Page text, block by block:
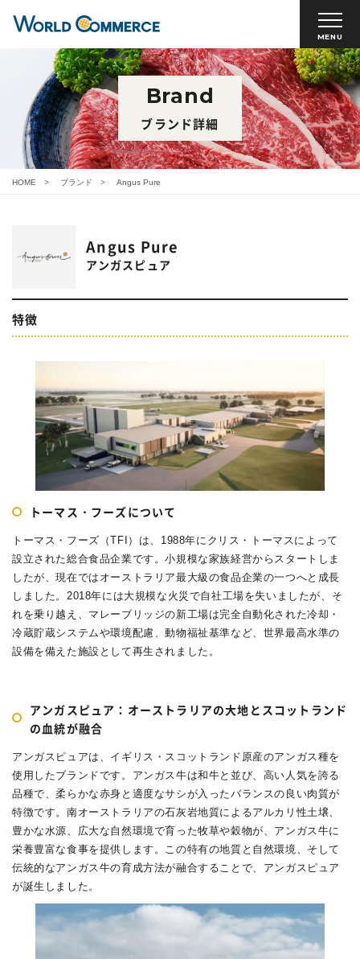
MENU
Brand
ブランド詳細
HOME ブランド Angus Pure
Angus Pure
アンガスピュア
特徴
トーマス・フーズについて
トーマス・フーズ（TFI）は、1988年にクリス・トーマスによって
設立された総合食品企業です。小規模な家族経営からスタートしま
したが、現在ではオーストラリア最大級の食品企業の一つへと成長
しました。2018年には大規模な火災で自社工場を失いましたが、そ
れを乗り越え、マレーブリッジの新工場は完全自動化された冷却・
冷蔵貯蔵システムや環境配慮、動物福祉基準など、世界最高水準の
設備を備えた施設として再生されました。
アンガスピュア：オーストラリアの大地とスコットランド
の血統が融合
アンガスピュアは、イギリス・スコットランド原産のアンガス種を
使用したブランドです。アンガス牛は和牛と並び、高い人気を誇る
品種で、柔らかな赤身と適度なサシが入ったバランスの良い肉質が
特徴です。南オーストラリアの石灰岩地質によるアルカリ性土壌、
豊かな水源、広大な自然環境で育った牧草や穀物が、アンガス牛に
栄養豊富な食事を提供します。この特有の地質と自然環境、そして
伝統的なアンガス牛の育成方法が融合することで、アンガスピュア
が誕生しました。